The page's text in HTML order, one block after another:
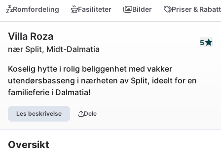
Romfordeling Fasiliteter Bilder Priser &
Villa Roza
nær Split, Midt-Dalmatia
5
Koselig hytte i rolig beliggenhet med vakker
utendørsbasseng i nærheten av Split, ideelt for en
familieferie i Dalmatia!
Les beskrivelse Dele
Oversikt